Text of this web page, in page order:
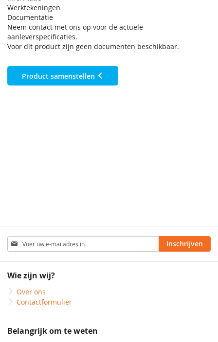
Werktekeningen
Documentatie
Neem contact met ons op voor de actuele
aanleverspecificaties.
Voor dit product zijn geen documenten beschikbaar.
Product samenstellen
Abonneer
u
op
nieuwsbrief
Inschrijven
Wie zijn wij?
Over ons
Contactformulier
Belangrijk om te weten